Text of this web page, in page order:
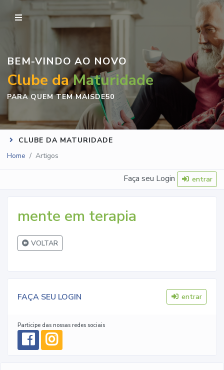
BEM-VINDO AO NOVO
Clube daMaturidade
PARA QUEM TEM MAISDE50
CLUBE DA MATURIDADE
Home
Artigos
Faça seu Login entrar
mente em terapia
VOLTAR
FAÇA SEU LOGIN entrar
Participe das nossas redes sociais